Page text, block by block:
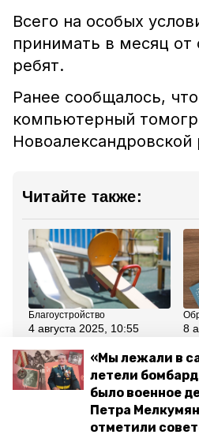
«Мы лежали в
летели
было военное
Петра
отметили
Всего на особых
принимать в месяц от
ребят.
Ранее сообщалось,
компьютерный
Новоалександровской
Читайте также:
Благоустройство
4 августа 2025, 10:55
возвели в селе
Труновского округа
8
Все новости